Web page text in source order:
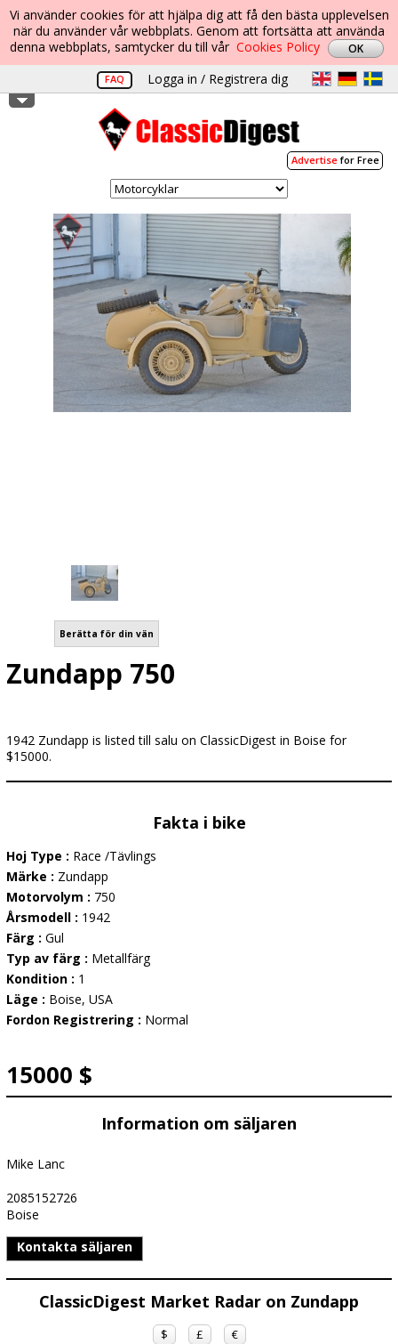
Vi använder cookies för att hjälpa dig att få den bästa upplevelsen
när du använder vår webbplats. Genom att fortsätta att använda
denna webbplats, samtycker du till vår Cookies Policy
FAQ Logga in / Registrera dig
Advertisefor Free
Berätta för din vän
Zundapp 750
1942 Zundapp is listed till salu on ClassicDigest in Boise for
$15000.
Fakta i bike
Hoj Type : Race /Tävlings
Märke : Zundapp
Motorvolym : 750
Årsmodell : 1942
Färg : Gul
Typ av färg : Metallfärg
Kondition : 1
Läge : Boise, USA
Fordon Registrering : Normal
15000 $
Information om säljaren
Mike Lanc
2085152726
Boise
Kontakta säljaren
ClassicDigest Market Radar on Zundapp
$ £ €